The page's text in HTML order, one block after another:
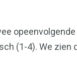
(1-4). We